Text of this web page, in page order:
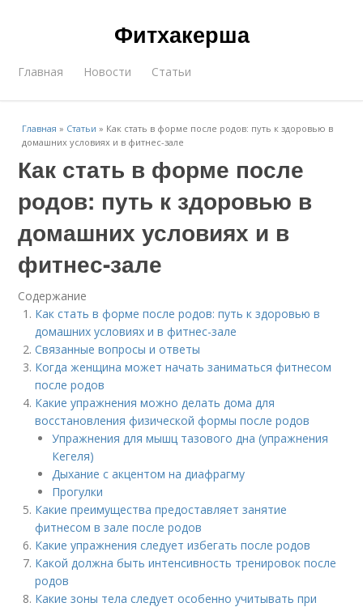
Фитхакерша
Главная Новости Статьи
Главная » Статьи » Как стать в форме после родов: путь к здоровью в
домашних условиях и в фитнес-зале
Как стать в форме после
родов: путь к здоровью в
домашних условиях и в
фитнес-зале
Содержание
Как стать в форме после родов: путь к здоровью в
домашних условиях и в фитнес-зале
Связанные вопросы и ответы
Когда женщина может начать заниматься фитнесом
после родов
Какие упражнения можно делать дома для
восстановления физической формы после родов
Упражнения для мышц тазового дна (упражнения
Кегеля)
Дыхание с акцентом на диафрагму
Прогулки
Какие преимущества предоставляет занятие
фитнесом в зале после родов
Какие упражнения следует избегать после родов
Какой должна быть интенсивность тренировок после
родов
Какие зоны тела следует особенно учитывать при